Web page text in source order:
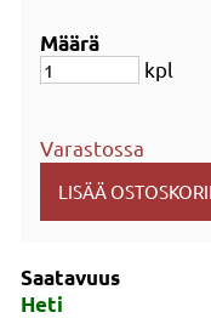
Määrä
kpl
Varastossa
Saatavuus
Heti